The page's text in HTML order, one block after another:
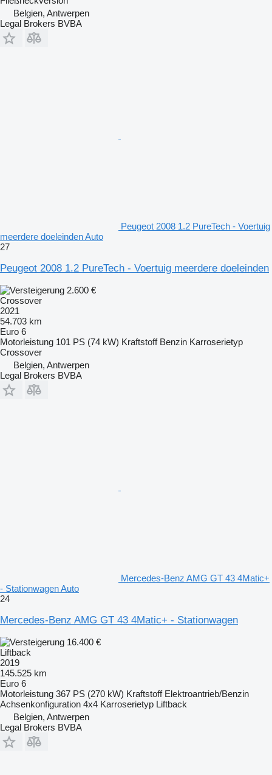
Belgien, Antwerpen
Legal Brokers BVBA
Peugeot 2008 1.2 PureTech - Voertuig
meerdere doeleinden Auto
27
Peugeot 2008 1.2 PureTech - Voertuig meerdere doeleinden
2.600 €
Crossover
2021
54.703 km
Euro 6
Motorleistung 101 PS (74 kW) Kraftstoff Benzin Karroserietyp
Crossover
Belgien, Antwerpen
Legal Brokers BVBA
Mercedes-Benz AMG GT 43 4Matic+
- Stationwagen Auto
24
Mercedes-Benz AMG GT 43 4Matic+ - Stationwagen
16.400 €
Liftback
2019
145.525 km
Euro 6
Motorleistung 367 PS (270 kW) Kraftstoff Elektroantrieb/Benzin
Achsenkonfiguration 4x4 Karroserietyp Liftback
Belgien, Antwerpen
Legal Brokers BVBA